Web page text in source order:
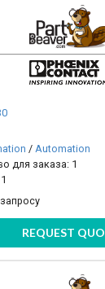
/Automation
для заказа: 1
REQUEST